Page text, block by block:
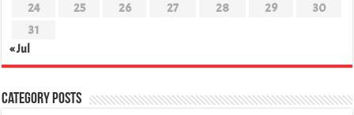
24
25 26 27 28 29
30
31
« Jul
Category Posts